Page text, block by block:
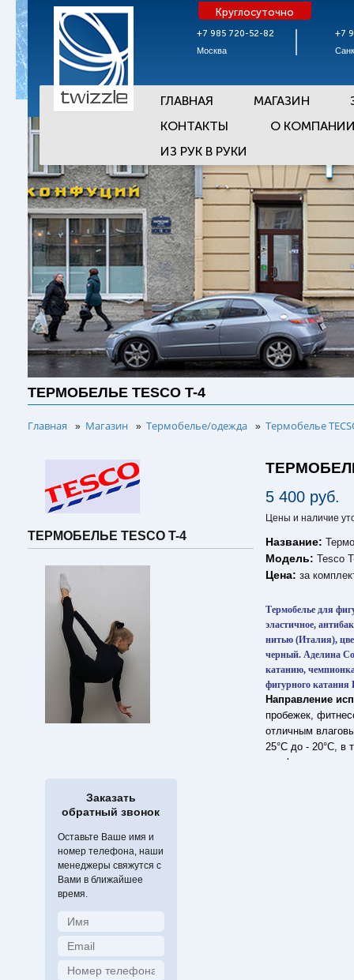
+7 985 720-52-82
Москва
Круглосуточно
+7
ГЛАВНАЯ МАГАЗИН
КОНТАКТЫ
О
ИЗ РУК В РУКИ
ТЕРМОБЕЛЬЕ TESCO T-4
Главная » Магазин » Термобелье/одежда » Термобелье
ТЕРМОБЕЛЬЕ TESCO T-4
Заказать
обратный звонок
Оставьте Ваше имя и
номер телефона, наши
менеджеры свяжутся с
Вами в ближайшее
время.
5 400 руб.
Цены и наличие
Название:
Модель:Tesco
Цена:за
Термобелье для
эластичное,
нитью (Италия),
черный. Аделина
катанию,
фигурного
Направление
пробежек,
отличным
25°С до - 20°С, в
как